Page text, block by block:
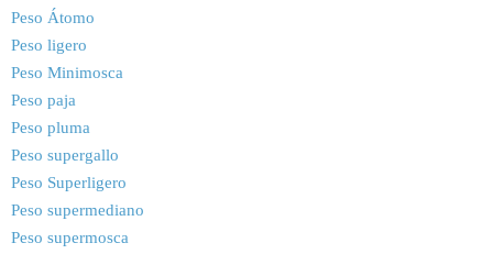
Peso Átomo
Peso ligero
Peso Minimosca
Peso paja
Peso pluma
Peso supergallo
Peso Superligero
Peso supermediano
Peso supermosca